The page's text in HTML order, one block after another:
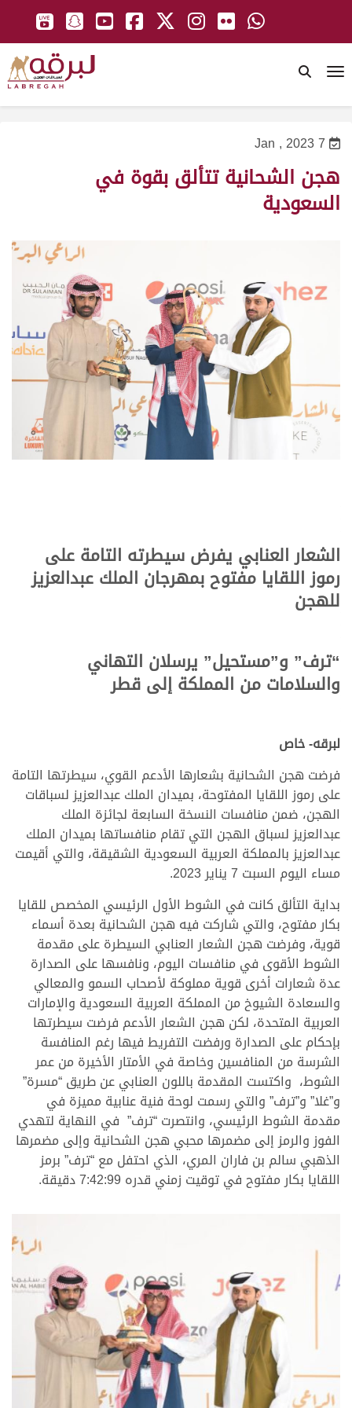
7 Jan , 2023
هجن الشحانية تتألق بقوة في
السعودية
الشعار العنابي يفرض سيطرته التامة على
رموز اللقايا مفتوح بمهرجان الملك عبدالعزيز
للهجن
“ترف” و”مستحيل” يرسلان التهاني
والسلامات من المملكة إلى قطر
لبرقه- خاص
فرضت هجن الشحانية بشعارها الأدعم القوي، سيطرتها التامة
على رموز اللقايا المفتوحة، بميدان الملك عبدالعزيز لسباقات
الهجن، ضمن منافسات النسخة السابعة لجائزة الملك
عبدالعزيز لسباق الهجن التي تقام منافساتها بميدان الملك
عبدالعزيز بالمملكة العربية السعودية الشقيقة، والتي أقيمت
مساء اليوم السبت 7 يناير 2023.
بداية التألق كانت في الشوط الأول الرئيسي المخصص للقايا
بكار مفتوح، والتي شاركت فيه هجن الشحانية بعدة أسماء
قوية، وفرضت هجن الشعار العنابي السيطرة على مقدمة
الشوط الأقوى في منافسات اليوم، ونافسها على الصدارة
عدة شعارات أخرى قوية مملوكة لأصحاب السمو والمعالي
والسعادة الشيوخ من المملكة العربية السعودية والإمارات
العربية المتحدة، لكن هجن الشعار الأدعم فرضت سيطرتها
بإحكام على الصدارة ورفضت التفريط فيها رغم المنافسة
الشرسة من المنافسين وخاصة في الأمتار الأخيرة من عمر
الشوط، واكتست المقدمة باللون العنابي عن طريق “مسرة”
و”غلا” و”ترف” والتي رسمت لوحة فنية عنابية مميزة في
مقدمة الشوط الرئيسي، وانتصرت “ترف” في النهاية لتهدي
الفوز والرمز إلى مضمرها محبي هجن الشحانية وإلى مضمرها
الذهبي سالم بن فاران المري، الذي احتفل مع “ترف” برمز
اللقايا بكار مفتوح في توقيت زمني قدره 7:42:99 دقيقة.